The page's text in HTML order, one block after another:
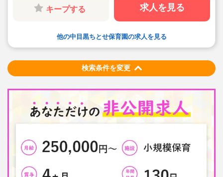
◇職員配置も多く、お休みが取りやすいです
◇宿舎借り上げ制度利用可◎(家族同居OK）
◇積立金・退職共済など、将来の備えも万全
事にした保育を実践しています。
◇家庭や地域にもひらけた、第ニの「home」を目指し
て、明るく親しみのある園運営を心がけている法人で
キープする 求人を見る
他の中目黒ちとせ保育園の求人を見る
検索条件を変更